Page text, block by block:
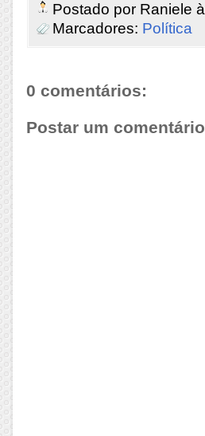
Postado por Raniele
Marcadores: Política
0 comentários:
Postar um comentário